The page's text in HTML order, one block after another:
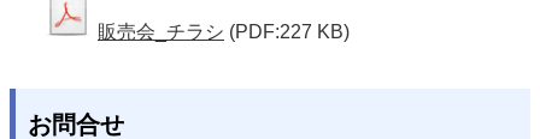
販売会_チラシ (PDF:227 KB)
お問合せ